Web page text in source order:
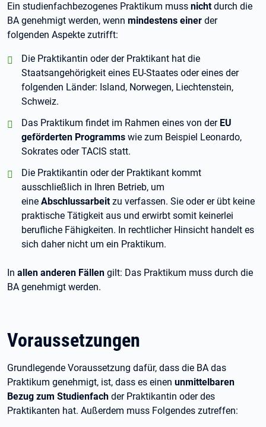
Ein studienfachbezogenes Praktikum muss nichtdurch die
BA genehmigt werden, wenn mindestens einer der
folgenden Aspekte zutrifft:
positiv:
Die Praktikantin oder der Praktikant hat die
Staatsangehörigkeit eines EU-Staates oder eines der
folgenden Länder: Island, Norwegen, Liechtenstein,
Schweiz.
positiv:
Das Praktikum findet im Rahmen eines von derEU
geförderten Programms wie zum Beispiel Leonardo,
Sokrates oder TACIS statt.
positiv:
Die Praktikantin oder der Praktikant kommt
ausschließlich in Ihren Betrieb, um
eine Abschlussarbeitzu verfassen. Sie oder er übt keine
praktische Tätigkeit aus und erwirbt somit keinerlei
berufliche Fähigkeiten. In rechtlicher Hinsicht handelt es
sich daher nicht um ein Praktikum.
In allen anderen Fällen gilt: Das Praktikum muss durch die
BA genehmigt werden.
Voraussetzungen
Grundlegende Voraussetzung dafür, dass die BA das
Praktikum genehmigt, ist, dass es einen unmittelbaren
Bezug zum Studienfach der Praktikantin oder des
Praktikanten hat. Außerdem muss Folgendes zutreffen: